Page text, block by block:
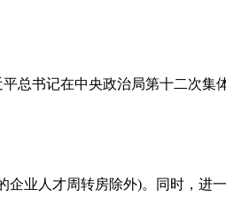
总书记在中央政治局第十二次集
业人才周转房除外)。同时，进